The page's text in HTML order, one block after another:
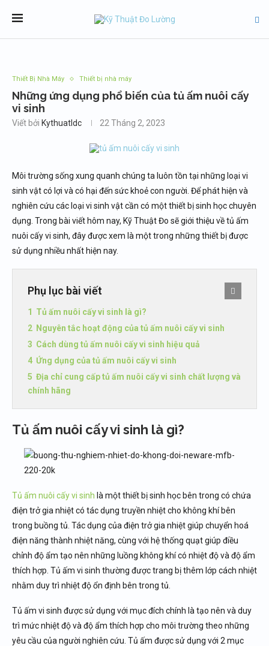
Thiết Bị Nhà Máy Thiết bị nhà máy
Những ứng dụng phổ biến của tủ ấm nuôi cấy
vi sinh
Viết bởi Kythuatldc 22 Tháng 2, 2023
Môi trường sống xung quanh chúng ta luôn tồn tại những loại vi
sinh vật có lợi và có hại đến sức khoẻ con người. Để phát hiện và
nghiên cứu các loại vi sinh vật cần có một thiết bị sinh học chuyên
dụng. Trong bài viết hôm nay, Kỹ Thuật Đo sẽ giới thiệu về tủ ấm
nuôi cấy vi sinh, đây được xem là một trong những thiết bị được
sử dụng nhiều nhất hiện nay.
Phụ lục bài viết
Tủ ấm nuôi cấy vi sinh là gì?
Nguyên tắc hoạt động của tủ ấm nuôi cấy vi sinh
Cách dùng tủ ấm nuôi cấy vi sinh hiệu quả
Ứng dụng của tủ ấm nuôi cấy vi sinh
Địa chỉ cung cấp tủ ấm nuôi cấy vi sinh chất lượng và
chính hãng
Tủ ấm nuôi cấy vi sinh là gì?
Tủ ấm nuôi cấy vi sinh là một thiết bị sinh học bên trong có chứa
điện trở gia nhiệt có tác dụng truyền nhiệt cho không khí bên
trong buồng tủ. Tác dụng của điện trở gia nhiệt giúp chuyển hoá
điện năng thành nhiệt năng, cùng với hệ thống quạt giúp điều
chỉnh độ ẩm tạo nên những luồng không khí có nhiệt độ và độ ẩm
thích hợp. Tủ ấm vi sinh thường được trang bị thêm lớp cách nhiệt
nhằm duy trì nhiệt độ ổn định bên trong tủ.
Tủ ấm vi sinh được sử dụng với mục đích chính là tạo nên và duy
trì mức nhiệt độ và độ ẩm thích hợp cho môi trường theo những
yêu cầu của người nghiên cứu. Tủ ấm được sử dụng với 2 mục